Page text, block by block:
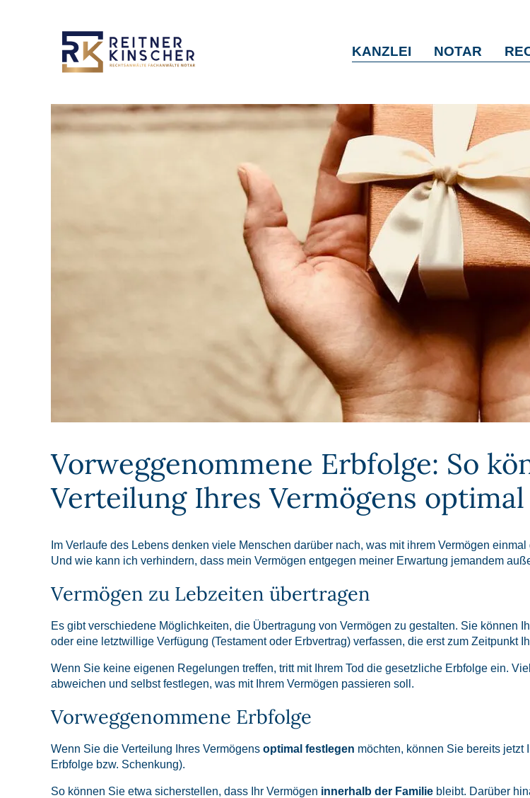
KANZLEI NOTAR
Vorweggenommene Erbfolge: So
Verteilung Ihres Vermögens
Im Verlaufe des Lebens denken viele Menschen darüber nach, was mit ihrem Vermögen
Und wie kann ich verhindern, dass mein Vermögen entgegen meiner Erwartung jemandem
Vermögen zu Lebzeiten übertragen
Es gibt verschiedene Möglichkeiten, die Übertragung von Vermögen zu gestalten. Sie können
oder eine letztwillige Verfügung (Testament oder Erbvertrag) verfassen, die erst zum Zeitpunkt
Wenn Sie keine eigenen Regelungen treffen, tritt mit Ihrem Tod die gesetzliche Erbfolge ein.
abweichen und selbst festlegen, was mit Ihrem Vermögen passieren soll.
Vorweggenommene Erbfolge
Wenn Sie die Verteilung Ihres Vermögens optimal festlegen möchten, können Sie bereits jetzt
Erbfolge bzw. Schenkung).
So können Sie etwa sicherstellen, dass Ihr Vermögen innerhalb der Familie bleibt. Darüber